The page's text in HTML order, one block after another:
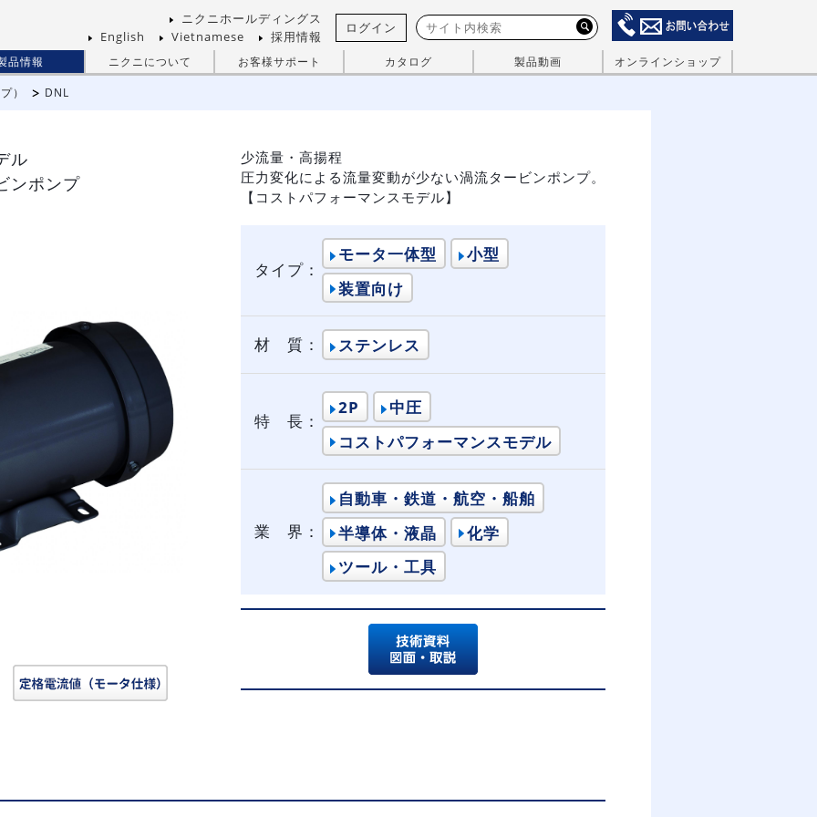
ニクニホールディングス
English
Vietnamese 採用情報
ログイン
品情報 ニクニについて お客様サポート カタログ 製品動画 オンラインショップ
） DNL
ル
ンポンプ
少流量・高揚程
圧力変化による流量変動が少ない渦流タービンポンプ。
【コストパフォーマンスモデル】
タイプ：
モータ一体型
小型
装置向け
材 質： ステンレス
特 長：
2P
中圧
コストパフォーマンスモデル
業 界：
自動車・鉄道・航空・船舶
半導体・液晶
化学
ツール・工具